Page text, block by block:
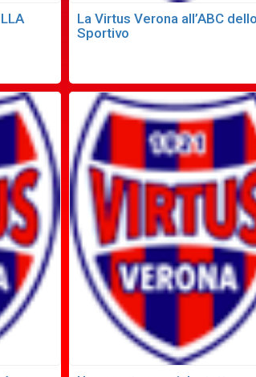
La Virtus Verona all’ABC dello
Sportivo